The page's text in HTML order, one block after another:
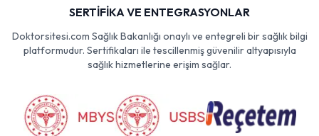
SERTİFİKA VE ENTEGRASYONLAR
Doktorsitesi.com Sağlık Bakanlığı onaylı ve entegreli bir sağlık bilgi
platformudur. Sertifikaları ile tescillenmiş güvenilir altyapısıyla
sağlık hizmetlerine erişim sağlar.